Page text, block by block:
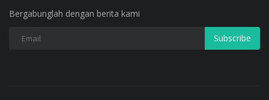
Bergabunglah dengan berita kami
Subscribe